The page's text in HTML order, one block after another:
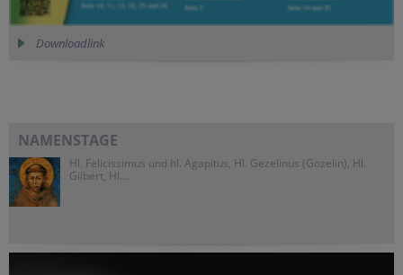
Downloadlink
NAMENSTAGE
Hl. Felicissimus und hl. Agapitus, Hl. Gezelinus (Gozelin), Hl.
Gilbert, Hl....